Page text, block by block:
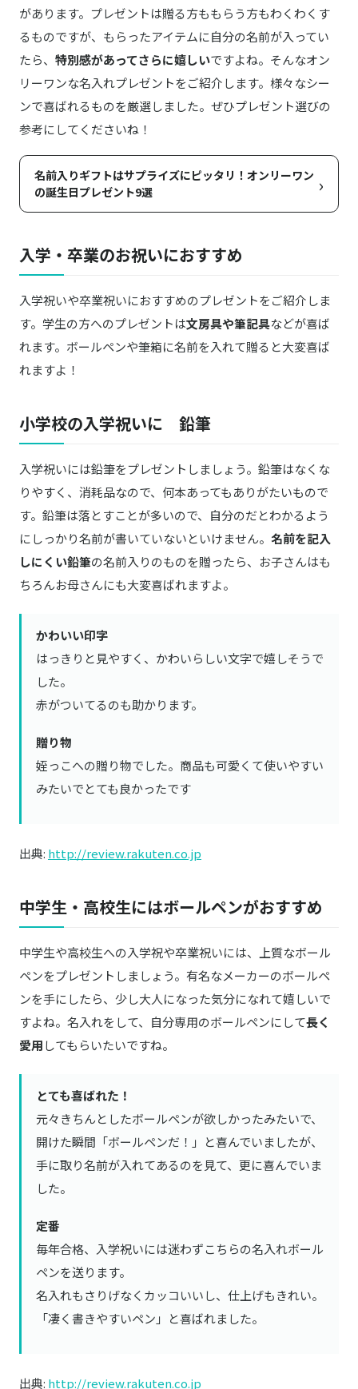
があります。プレゼントは贈る方ももらう方もわくわくす
るものですが、もらったアイテムに自分の名前が入ってい
たら、 特別感があってさらに嬉しいですよね。そんなオン
リーワンな名入れプレゼントをご紹介します。様々なシー
ンで喜ばれるものを厳選しました。ぜひプレゼント選びの
参考にしてくださいね！
名前入りギフトはサプライズにピッタリ！オンリーワン
の誕生日プレゼント9選
›
入学・卒業のお祝いにおすすめ
入学祝いや卒業祝いにおすすめのプレゼントをご紹介しま
す。学生の方へのプレゼントは文房具や筆記具などが喜ば
れます。ボールペンや筆箱に名前を入れて贈ると大変喜ば
れますよ！
小学校の入学祝いに 鉛筆
入学祝いには鉛筆をプレゼントしましょう。鉛筆はなくな
りやすく、消耗品なので、何本あってもありがたいもので
す。鉛筆は落とすことが多いので、自分のだとわかるよう
にしっかり名前が書いていないといけません。 名前を記入
しにくい鉛筆の名前入りのものを贈ったら、お子さんはも
ちろんお母さんにも大変喜ばれますよ。
かわいい印字
はっきりと見やすく、かわいらしい文字で嬉しそうで
した。
赤がついてるのも助かります。
贈り物
姪っこへの贈り物でした。商品も可愛くて使いやすい
みたいでとても良かったです
出典: http://review.rakuten.co.jp
中学生・高校生にはボールペンがおすすめ
中学生や高校生への入学祝や卒業祝いには、上質なボール
ペンをプレゼントしましょう。有名なメーカーのボールペ
ンを手にしたら、少し大人になった気分になれて嬉しいで
すよね。名入れをして、自分専用のボールペンにして長く
愛用してもらいたいですね。
とても喜ばれた！
元々きちんとしたボールペンが欲しかったみたいで、
開けた瞬間「ボールペンだ！」と喜んでいましたが、
手に取り名前が入れてあるのを見て、更に喜んでいま
した。
定番
毎年合格、入学祝いには迷わずこちらの名入れボール
ペンを送ります。
名入れもさりげなくカッコいいし、仕上げもきれい。
「凄く書きやすいペン」と喜ばれました。
出典: http://review.rakuten.co.jp